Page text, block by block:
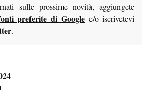
sulle prossime novità, aggiungete
preferite di Google e/o iscrivetevi
.